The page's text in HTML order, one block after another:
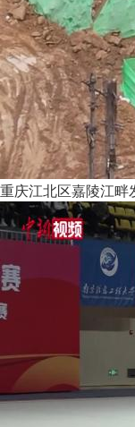
重庆江北区嘉陵江畔